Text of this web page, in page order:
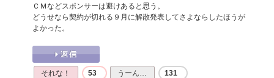
ＣＭなどスポンサーは避けあると思う。
どうせなら契約が切れる９月に解散発表してさよならしたほうが
よかった。
それな！ 53 うーん… 131